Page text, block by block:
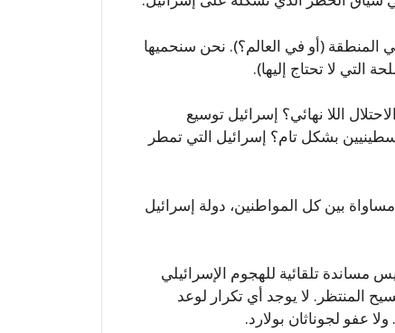
المنطقة (أو في العالم؟). نحن سنحميها
التي لا تحتاج إليها).
اللا نهائي؟ إسرائيل توسيع
بشكل تام؟ إسرائيل التي تمطر
بين كل المواطنين، دولة إسرائيل
مساندة تلقائية للهجوم الإسرائيلي
المنتظر. لا يوجد أي تكرار لوعد
عفو لجوناثان بولارد.